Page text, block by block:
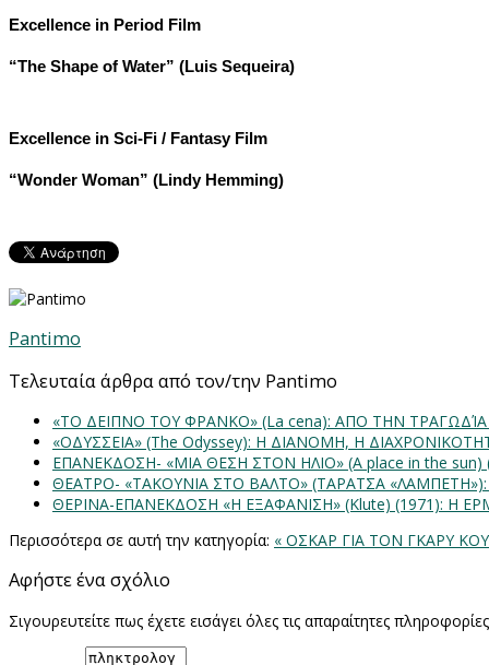
Excellence in Period Film
“The Shape of Water” (Luis Sequeira)
Excellence in Sci-Fi / Fantasy Film
“Wonder Woman” (Lindy Hemming)
Pantimo
Τελευταία άρθρα από τον/την Pantimo
«ΤΟ ΔΕΙΠΝΟ ΤΟΥ ΦΡΑΝΚΟ» (La cena): ΑΠΟ ΤΗΝ
«ΟΔΥΣΣΕΙΑ» (The Odyssey): Η ΔΙΑΝΟΜΗ, Η
ΕΠΑΝΕΚΔΟΣΗ- «ΜΙΑ ΘΕΣΗ ΣΤΟΝ ΗΛΙΟ» (Α place in the
ΘΕΑΤΡΟ- «ΤΑΚΟΥΝΙΑ ΣΤΟ ΒΑΛΤΟ» (ΤΑΡΑΤΣΑ
ΘΕΡΙΝΑ-ΕΠΑΝΕΚΔΟΣΗ «Η ΕΞΑΦΑΝΙΣΗ» (Klute) (1971): Η
Περισσότερα σε αυτή την κατηγορία: « ΟΣΚΑΡ ΓΙΑ ΤΟΝ ΓΚΑΡΥ
Αφήστε ένα σχόλιο
Σιγουρευτείτε πως έχετε εισάγει όλες τις απαραίτητες